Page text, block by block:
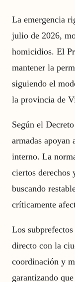
La emergencia
julio de 2026,
homicidios. El
mantener la
siguiendo el
la provincia de
Según el
armadas
interno. La
ciertos derechos
buscando
críticamente
Los
directo con la
coordinación y
garantizando